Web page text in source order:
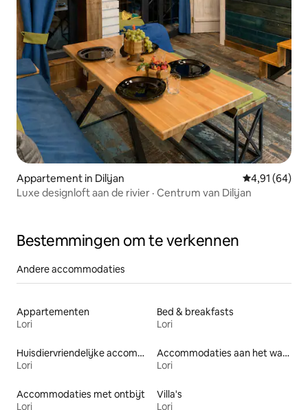
Appartement in Dilijan Gemiddelde
4,91 (64)
Luxe designloft aan de rivier · Centrum van Dilijan
Bestemmingen om te verkennen
Andere accommodaties
Appartementen
Lori
Bed & breakfasts
Lori
Huisdiervriendelijke accommodaties
Lori
Accommodaties aan het water
Lori
Accommodaties met ontbijt
Lori
Villa's
Lori